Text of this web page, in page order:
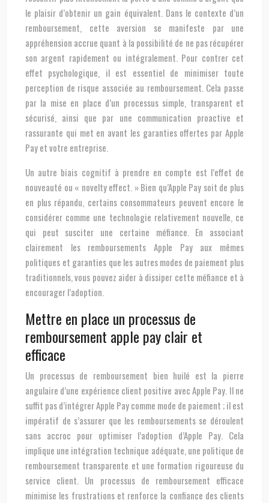
le plaisir d’obtenir un gain équivalent. Dans le contexte d’un
remboursement, cette aversion se manifeste par une
appréhension accrue quant à la possibilité de ne pas récupérer
son argent rapidement ou intégralement. Pour contrer cet
effet psychologique, il est essentiel de minimiser toute
perception de risque associée au remboursement. Cela passe
par la mise en place d’un processus simple, transparent et
sécurisé, ainsi que par une communication proactive et
rassurante qui met en avant les garanties offertes par Apple
Pay et votre entreprise.
Un autre biais cognitif à prendre en compte est l’effet de
nouveauté ou « novelty effect. » Bien qu’Apple Pay soit de plus
en plus répandu, certains consommateurs peuvent encore le
considérer comme une technologie relativement nouvelle, ce
qui peut susciter une certaine méfiance. En associant
clairement les remboursements Apple Pay aux mêmes
politiques et garanties que les autres modes de paiement plus
traditionnels, vous pouvez aider à dissiper cette méfiance et à
encourager l’adoption.
Mettre en place un processus de
remboursement apple pay clair et
efficace
Un processus de remboursement bien huilé est la pierre
angulaire d’une expérience client positive avec Apple Pay. Il ne
suffit pas d’intégrer Apple Pay comme mode de paiement ; il est
impératif de s’assurer que les remboursements se déroulent
sans accroc pour optimiser l’adoption d’Apple Pay. Cela
implique une intégration technique adéquate, une politique de
remboursement transparente et une formation rigoureuse du
service client. Un processus de remboursement efficace
minimise les frustrations et renforce la confiance des clients